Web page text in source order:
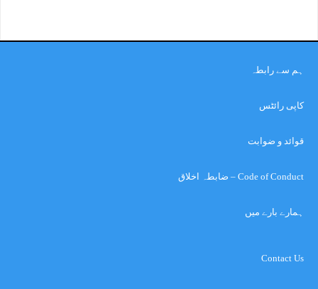
ہم سے رابطہ
کاپی رائٹس
قوائد و ضوابت
Code of Conduct – ضابطہ اخلاق
ہمارے بارے میں
Contact Us